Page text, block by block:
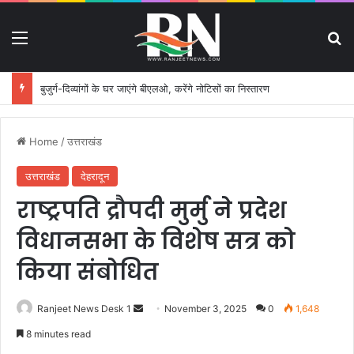
बुजुर्ग-दिव्यांगों के घर जाएंगे बीएलओ, करेंगे नोटिसों का निस्तारण
Home /उत्तराखंड
उत्तराखंड देहरादून
राष्ट्रपति द्रौपदी मुर्मु ने प्रदेश
विधानसभा के विशेष सत्र को
किया संबोधित
Ranjeet News Desk 1 November 3, 2025 0 1,648
8 minutes read